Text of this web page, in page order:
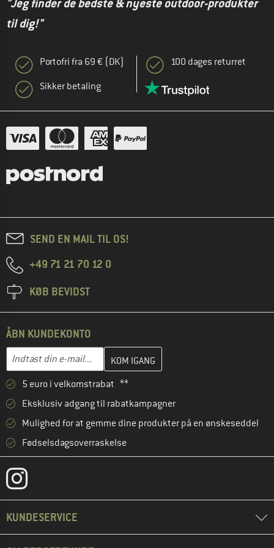
"Jeg finder de bedste & nyeste outdoor-produkter
til dig!"
Portofri fra 69 € (DK)
Sikker betaling
100 dages returret
SEND EN MAIL TIL OS!
+49 71 21 70 12 0
KØB BEVIDST
ÅBN KUNDEKONTO
E-mail-adresse
Indtast din e-mailadresse her, og opret i næste trin din
5 euro i velkomstrabat **
Eksklusiv adgang til rabatkampagner
Mulighed for at gemme dine produkter på en ønskeseddel
Fødselsdagsoverraskelse
KUNDESERVICE